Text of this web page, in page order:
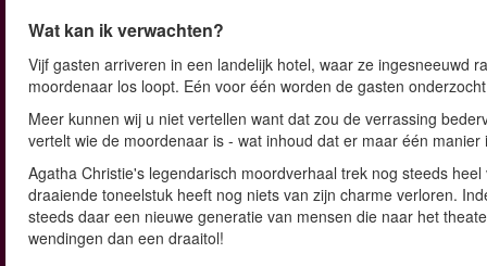
Wat kan ik verwachten?
Vijf gasten arriveren in een landelijk hotel, waar ze ingesneeuwd
moordenaar los loopt. Eén voor één worden de gasten
Meer kunnen wij u niet vertellen want dat zou de verrassing
vertelt wie de moordenaar is - wat inhoud dat er maar één
Agatha Christie's legendarisch moordverhaal trek nog steeds
draaiende toneelstuk heeft nog niets van zijn charme verloren.
steeds daar een nieuwe generatie van mensen die naar het
wendingen dan een draaitol!